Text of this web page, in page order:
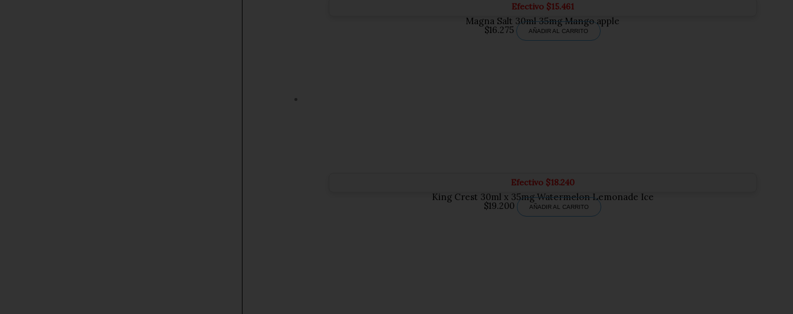
Efectivo $15.461
Magna Salt 30ml 35mg Mango apple
$16.275 AÑADIR AL CARRITO
Efectivo $18.240
King Crest 30ml x 35mg Watermelon Lemonade Ice
$19.200 AÑADIR AL CARRITO